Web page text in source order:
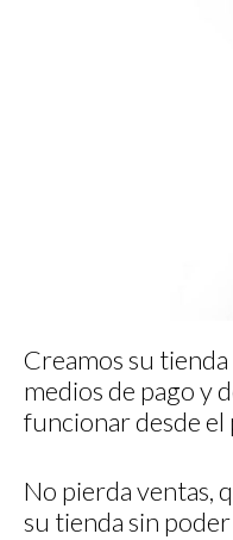
Creamos su
medios de pago y
funcionar desde el
No pierda ventas,
su tienda sin